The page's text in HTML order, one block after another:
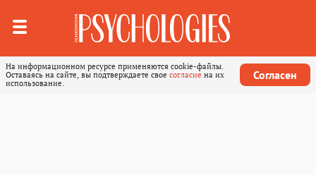
На информационном ресурсе применяются cookie-файлы.
Оставаясь на сайте, вы подтверждаете свое согласие на их
использование.
Согласен